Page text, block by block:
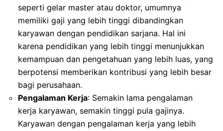
seperti gelar master atau doktor, umumnya
memiliki gaji yang lebih tinggi dibandingkan
karyawan dengan pendidikan sarjana. Hal ini
karena pendidikan yang lebih tinggi menunjukkan
kemampuan dan pengetahuan yang lebih luas, yang
berpotensi memberikan kontribusi yang lebih besar
bagi perusahaan.
Pengalaman Kerja: Semakin lama pengalaman
kerja karyawan, semakin tinggi pula gajinya.
Karyawan dengan pengalaman kerja yang lebih